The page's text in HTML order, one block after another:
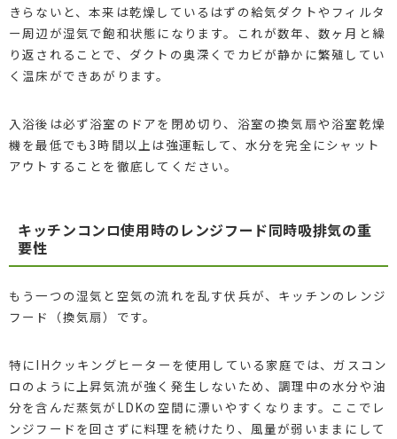
きらないと、本来は乾燥しているはずの給気ダクトやフィルタ
ー周辺が湿気で飽和状態になります。これが数年、数ヶ月と繰
り返されることで、ダクトの奥深くでカビが静かに繁殖してい
く温床ができあがります。
入浴後は必ず浴室のドアを閉め切り、浴室の換気扇や浴室乾燥
機を最低でも3時間以上は強運転して、水分を完全にシャット
アウトすることを徹底してください。
キッチンコンロ使用時のレンジフード同時吸排気の重
要性
もう一つの湿気と空気の流れを乱す伏兵が、キッチンのレンジ
フード（換気扇）です。
特にIHクッキングヒーターを使用している家庭では、ガスコン
ロのように上昇気流が強く発生しないため、調理中の水分や油
分を含んだ蒸気がLDKの空間に漂いやすくなります。ここでレ
ンジフードを回さずに料理を続けたり、風量が弱いままにして